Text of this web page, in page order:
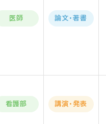
医師 論文・著書
看護部 講演・発表